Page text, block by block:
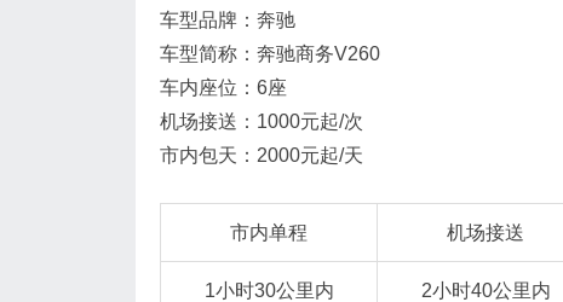
车型品牌：奔驰
车型简称：奔驰商务V260
车内座位：6座
机场接送：1000元起/次
市内包天：2000元起/天
市内单程 机场接送
1小时30公里内 2小时40公里内